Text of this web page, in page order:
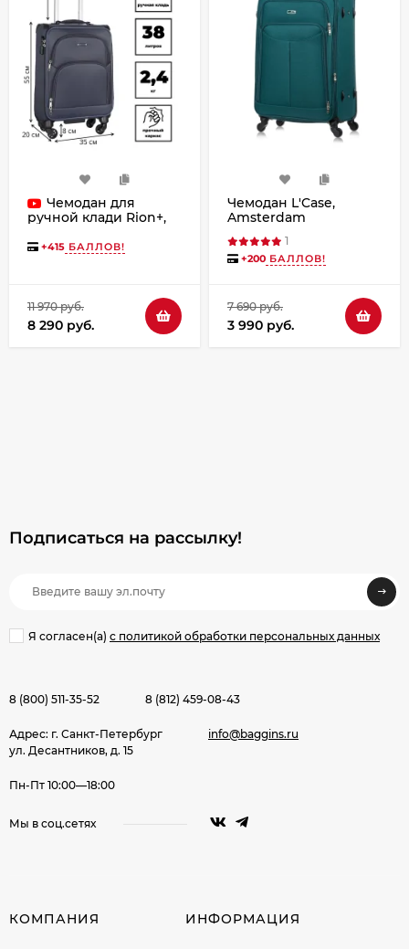
Чемодан для
ручной клади Rion+,
+415 БАЛЛОВ!
11 970 руб.
8 290 руб.
Чемодан L'Case,
Amsterdam
1
+200 БАЛЛОВ!
7 690 руб.
3 990 руб.
Подписаться на рассылкy!
Я согласен(a) с политикой обработки персональных данных
8 (800) 511-35-52 8 (812) 459-08-43
Адрес: г. Санкт-Петербург
ул. Десантников, д. 15
info@baggins.ru
Пн-Пт 10:00—18:00
Мы в соц.сетях
КОМПАНИЯ ИНФОРМАЦИЯ